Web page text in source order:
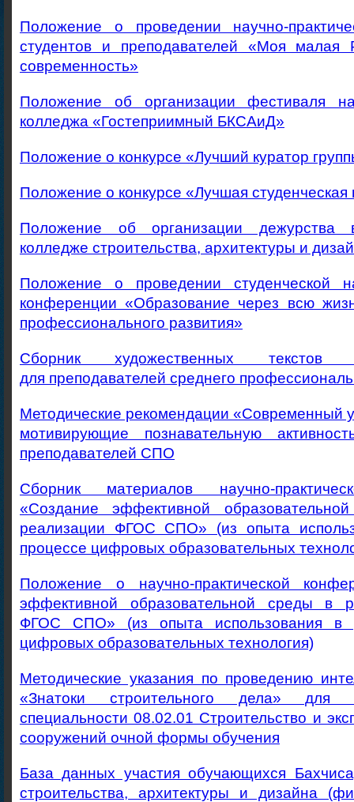
Положение о проведении научно-
студентов и преподавателей «Моя малая
современность»
Положение об организации фестиваля
колледжа «Гостеприимный БКСАиД»
Положение о конкурсе «Лучший куратор
Положение о конкурсе «Лучшая студенческая
Положение об организации дежурства
колледже строительства, архитектуры и
Положение о проведении студенческой
конференции «Образование через всю
профессионального развития»
Сборник художественных текстов
для преподавателей среднего
Методические рекомендации «Современный
мотивирующие познавательную
преподавателей СПО
Сборник материалов научно-
«Создание эффективной
реализации ФГОС СПО» (из опыта
процессе цифровых образовательных
Положение о научно-практической
эффективной образовательной среды в
ФГОС СПО» (из опыта использования в
цифровых образовательных технология)
Методические указания по проведению
«Знатоки строительного дела» для
специальности 08.02.01 Строительство и
сооружений очной формы обучения
База данных участия обучающихся
строительства, архитектуры и дизайна